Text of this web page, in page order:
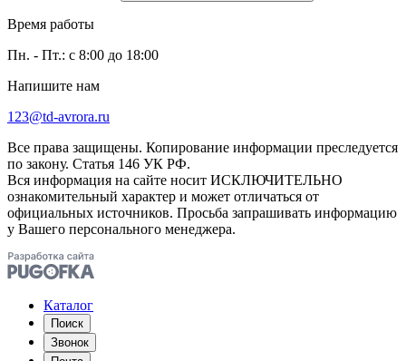
Время работы
Пн. - Пт.: с 8:00 до 18:00
Напишите нам
123@td-avrora.ru
Все права защищены. Копирование информации преследуется
по закону. Статья 146 УК РФ.
Вся информация на сайте носит ИСКЛЮЧИТЕЛЬНО
ознакомительный характер и может отличаться от
официальных источников. Просьба запрашивать информацию
у Вашего персонального менеджера.
Каталог
Поиск
Звонок